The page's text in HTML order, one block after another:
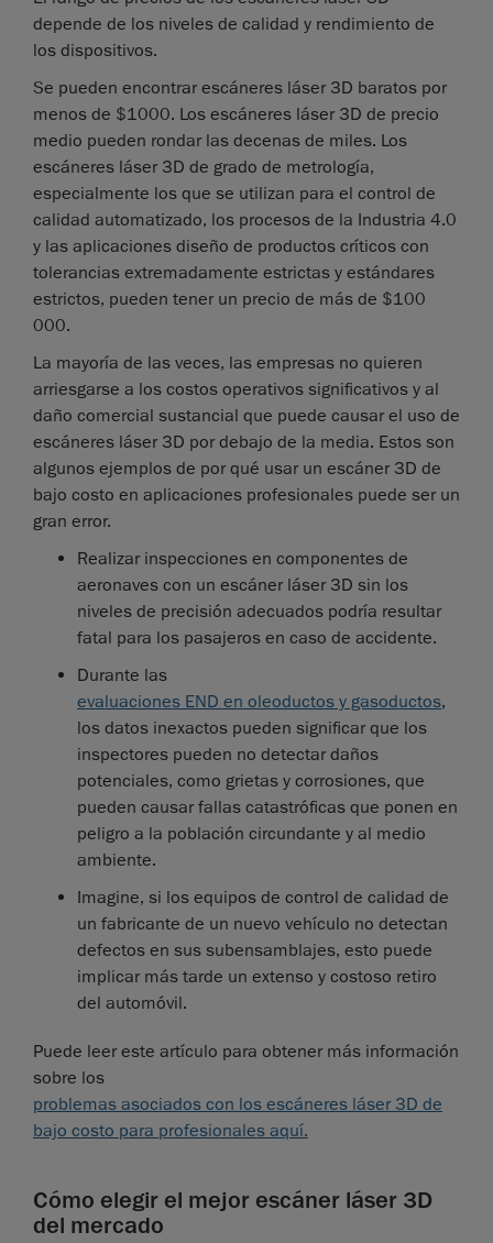
depende de los niveles de calidad y rendimiento de
los dispositivos.
Se pueden encontrar escáneres láser 3D baratos por
menos de $1000. Los escáneres láser 3D de precio
medio pueden rondar las decenas de miles. Los
escáneres láser 3D de grado de metrología,
especialmente los que se utilizan para el control de
calidad automatizado, los procesos de la Industria 4.0
y las aplicaciones diseño de productos críticos con
tolerancias extremadamente estrictas y estándares
estrictos, pueden tener un precio de más de $100
000.
La mayoría de las veces, las empresas no quieren
arriesgarse a los costos operativos significativos y al
daño comercial sustancial que puede causar el uso de
escáneres láser 3D por debajo de la media. Estos son
algunos ejemplos de por qué usar un escáner 3D de
bajo costo en aplicaciones profesionales puede ser un
gran error.
Realizar inspecciones en componentes de
aeronaves con un escáner láser 3D sin los
niveles de precisión adecuados podría resultar
fatal para los pasajeros en caso de accidente.
Durante las
evaluaciones END en oleoductos y gasoductos,
los datos inexactos pueden significar que los
inspectores pueden no detectar daños
potenciales, como grietas y corrosiones, que
pueden causar fallas catastróficas que ponen en
peligro a la población circundante y al medio
ambiente.
Imagine, si los equipos de control de calidad de
un fabricante de un nuevo vehículo no detectan
defectos en sus subensamblajes, esto puede
implicar más tarde un extenso y costoso retiro
del automóvil.
Puede leer este artículo para obtener más información
sobre los
problemas asociados con los escáneres láser 3D de
bajo costo para profesionales aquí.
Cómo elegir el mejor escáner láser 3D
del mercado